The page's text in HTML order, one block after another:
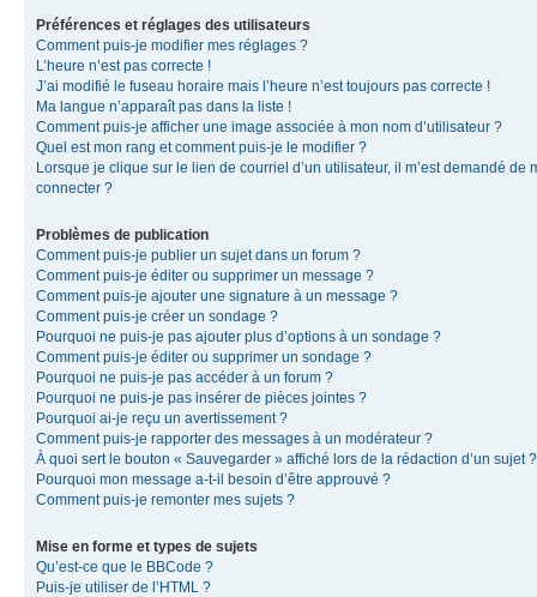
Préférences et réglages des utilisateurs
Comment puis-je modifier mes réglages ?
L’heure n’est pas correcte !
J’ai modifié le fuseau horaire mais l’heure n’est toujours pas correcte !
Ma langue n’apparaît pas dans la liste !
Comment puis-je afficher une image associée à mon nom d’utilisateur ?
Quel est mon rang et comment puis-je le modifier ?
Lorsque je clique sur le lien de courriel d’un utilisateur, il m’est demandé de
connecter ?
Problèmes de publication
Comment puis-je publier un sujet dans un forum ?
Comment puis-je éditer ou supprimer un message ?
Comment puis-je ajouter une signature à un message ?
Comment puis-je créer un sondage ?
Pourquoi ne puis-je pas ajouter plus d’options à un sondage ?
Comment puis-je éditer ou supprimer un sondage ?
Pourquoi ne puis-je pas accéder à un forum ?
Pourquoi ne puis-je pas insérer de pièces jointes ?
Pourquoi ai-je reçu un avertissement ?
Comment puis-je rapporter des messages à un modérateur ?
À quoi sert le bouton « Sauvegarder » affiché lors de la rédaction d’un sujet ?
Pourquoi mon message a-t-il besoin d’être approuvé ?
Comment puis-je remonter mes sujets ?
Mise en forme et types de sujets
Qu’est-ce que le BBCode ?
Puis-je utiliser de l’HTML ?